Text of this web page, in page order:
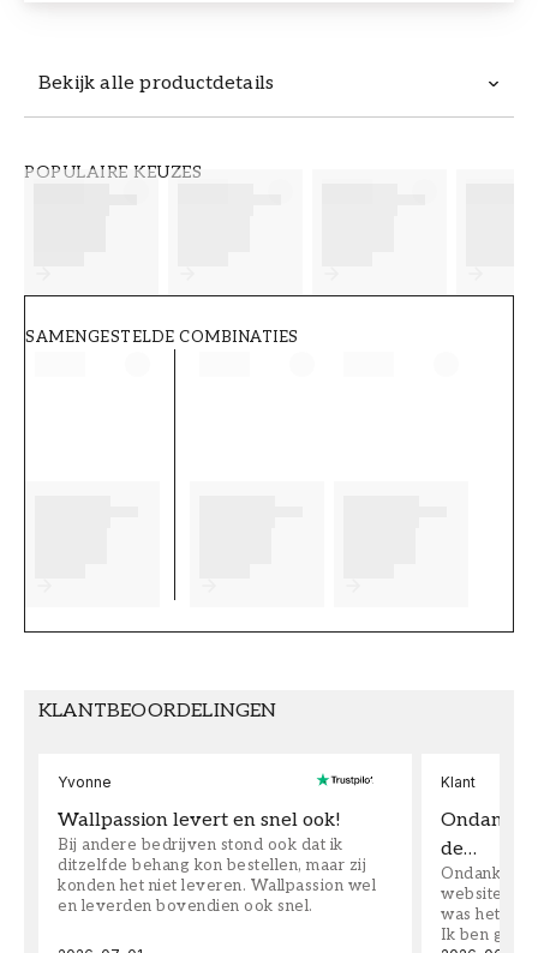
Bekijk alle productdetails
POPULAIRE KEUZES
SAMENGESTELDE COMBINATIES
KLANTBEOORDELINGEN
Yvonne
Wallpassion levert en snel ook!
Bij andere bedrijven stond ook dat ik
ditzelfde behang kon bestellen, maar zij
konden het niet leveren. Wallpassion wel
en leverden bovendien ook snel.
Klant
Ondanks
de…
Ondanks
website
was het
Ik ben